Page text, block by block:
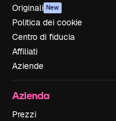
Originali New
Politica dei cookie
Centro di fiducia
Affiliati
Aziende
Azienda
Prezzi